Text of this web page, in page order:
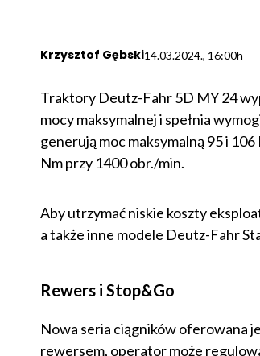
Krzysztof Gębski14.03.2024., 16:00h
Traktory Deutz-Fahr 5D MY 24
mocy maksymalnej i spełnia
generują moc maksymalną 95 i
Nm przy 1400 obr./min.
Aby utrzymać niskie koszty
a także inne modele Deutz-Fahr
Rewers i Stop&Go
Nowa seria ciągników oferowana
rewersem, operator może